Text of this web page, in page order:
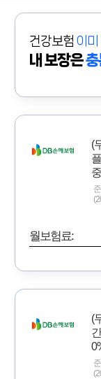
건강보험 이미
내 보장은
(
월보험료:
(